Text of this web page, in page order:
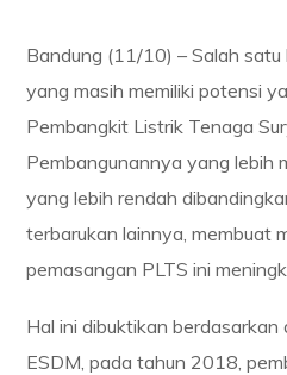
Bandung (11/10) – Salah
yang masih memiliki potensi
Pembangkit Listrik Tenaga
Pembangunannya yang lebih
yang lebih rendah
terbarukan lainnya, membuat
pemasangan PLTS ini
Hal ini dibuktikan
ESDM, pada tahun 2018,